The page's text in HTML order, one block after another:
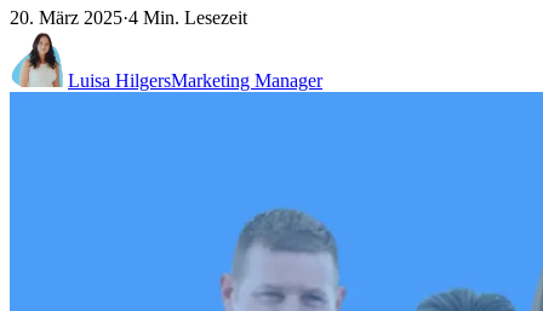
20. März 2025·4 Min. Lesezeit
Luisa HilgersMarketing Manager